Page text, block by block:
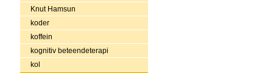
Knut Hamsun
koder
koffein
kognitiv beteendeterapi
kol